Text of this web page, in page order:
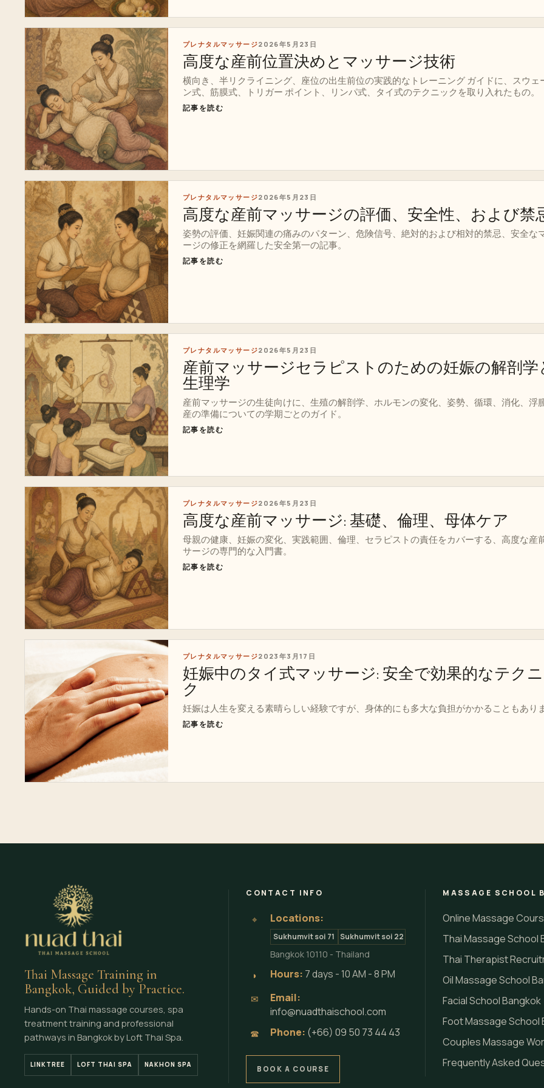
プレナタルマッサージ2026年5月23日
高度な産前位置決めとマッサージ技術
横向き、半リクライニング、座位の出生前位の実践的なトレーニング ガイドに、スウェ
ン式、筋膜式、トリガー ポイント、リンパ式、タイ式のテクニックを取り入れたもの。
記事を読む
プレナタルマッサージ2026年5月23日
高度な産前マッサージの評価、安全性、および禁
姿勢の評価、妊娠関連の痛みのパターン、危険信号、絶対的および相対的禁忌、安全な
ージの修正を網羅した安全第一の記事。
記事を読む
プレナタルマッサージ2026年5月23日
産前マッサージセラピストのための妊娠の解剖学
生理学
産前マッサージの生徒向けに、生殖の解剖学、ホルモンの変化、姿勢、循環、消化、浮
産の準備についての学期ごとのガイド。
記事を読む
プレナタルマッサージ2026年5月23日
高度な産前マッサージ: 基礎、倫理、母体ケア
母親の健康、妊娠の変化、実践範囲、倫理、セラピストの責任をカバーする、高度な産
サージの専門的な入門書。
記事を読む
プレナタルマッサージ2023年3月17日
妊娠中のタイ式マッサージ: 安全で効果的なテク
ク
妊娠は人生を変える素晴らしい経験ですが、身体的にも多大な負担がかかることもあり
記事を読む
Thai Massage Training in
Bangkok, Guided by Practice.
Hands-on Thai massage courses, spa
treatment training and professional
pathways in Bangkok by Loft Thai Spa.
LINKTREE LOFT THAI SPA NAKHON SPA
CONTACT INFO
⌖ Locations:
Sukhumvit soi 71 Sukhumvit soi 22
Bangkok 10110 - Thailand
◗ Hours: 7 days - 10 AM - 8 PM
✉
Email:
info@nuadthaischool.com
☎ Phone: (+66) 09 50 73 44 43
BOOK A COURSE
MASSAGE SCHOOL
Online Massage
Thai Massage School
Thai Therapist
Oil Massage School
Facial School Bangkok
Foot Massage School
Couples Massage
Frequently Asked